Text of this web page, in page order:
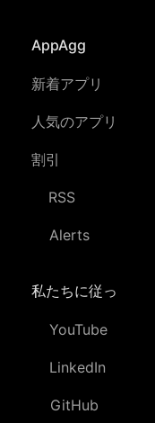
AppAgg
新着アプリ
人気のアプリ
割引
RSS
Alerts
私たちに従っ
YouTube
LinkedIn
GitHub